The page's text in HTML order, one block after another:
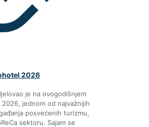
2026
je na ovogodišnjem
jednom od najvažnijih
posvećenih turizmu,
sektoru. Sajam se